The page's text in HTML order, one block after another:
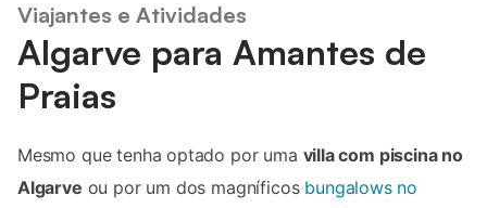
Viajantes e Atividades
Algarve para Amantes de
Praias
Mesmo que tenha optado por uma villa com piscina no
Algarve ou por um dos magníficos bungalows no